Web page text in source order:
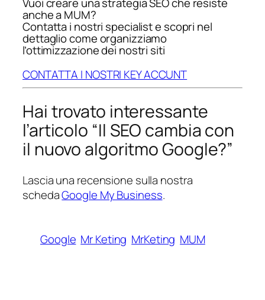
anche a MUM?
Contatta i nostri specialist e scopri nel
dettaglio come organizziamo
l’ottimizzazione dei nostri siti
CONTATTA I NOSTRI KEY ACCUNT
Hai trovato interessante
l’articolo “Il SEO cambia con
il nuovo algoritmo Google?”
Lascia una recensione sulla nostra
schedaGoogle My Business.
Google Mr Keting MrKeting MUM